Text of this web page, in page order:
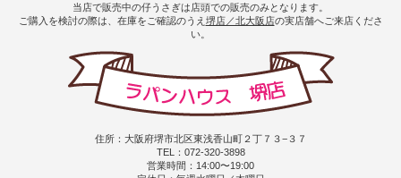
当店で販売中の仔うさぎは店頭での販売のみとなります。
ご購入を検討の際は、在庫をご確認のうえ 堺店／北大阪店の実店舗へご来店くださ
い。
住所：大阪府堺市北区東浅香山町２丁７３−３７
TEL：072-320-3898
営業時間：14:00〜19:00